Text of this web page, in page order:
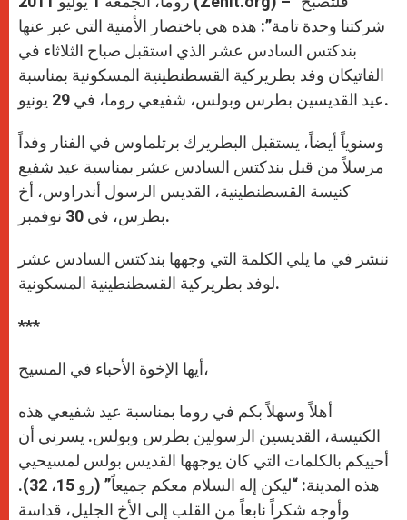
p e
r
k
شركتنا وحدة تامة”: هذه هي باختصار الأمنية التي عبر عنها
بندكتس السادس عشر الذي استقبل صباح الثلاثاء في
الفاتيكان وفد بطريركية القسطنطينية المسكونية بمناسبة
عيد القديسين بطرس وبولس، شفيعي روما، في 29 يونيو.
وسنوياً أيضاً، يستقبل البطريرك برتلماوس في الفنار وفداً
مرسلاً من قبل بندكتس السادس عشر بمناسبة عيد شفيع
كنيسة القسطنطينية، القديس الرسول أندراوس، أخ
بطرس، في 30 نوفمبر.
ننشر في ما يلي الكلمة التي وجهها بندكتس السادس عشر
لوفد بطريركية القسطنطينية المسكونية.
***
أيها الإخوة الأحباء في المسيح،
أهلاً وسهلاً بكم في روما بمناسبة عيد شفيعي هذه
الكنيسة، القديسين الرسولين بطرس وبولس. يسرني أن
أحييكم بالكلمات التي كان يوجهها القديس بولس لمسيحيي
هذه المدينة: “ليكن إله السلام معكم جميعاً” (رو 15، 32).
وأوجه شكراً نابعاً من القلب إلى الأخ الجليل، قداسة